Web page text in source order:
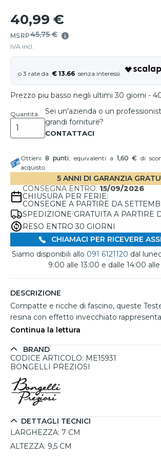
40,99 €
MSRP45,75 €
IVA incl.
€ 13.66
Prezzo piu basso negli ultimi 30 giorni -
Quantità
Sei un'azienda o un
grandi forniture?
Ottieni 8 punti, equivalenti a 1,60 € di
acquisto
5 ANNI DI GARANZIA
CONSEGNA ENTRO: 15/09/2026
CHIUSURA PER FERIE:
CONSEGNE A PARTIRE DA
SPEDIZIONE GRATUITA A PARTIRE
RESO ENTRO 30 GIORNI
CHIAMACI PER RICEVERE
Siamo disponibili allo 091 6121120 dal
9:00 alle 13:00 e dalle 14:00
DESCRIZIONE
Compatte e ricche di fascino, queste
resina con effetto invecchiato
autentico alla cultura siciliana. Con
soprammobili decorativi che come vasetti
piantine artificiali. La finitura invecchiata
ambienti contemporanei o dallo stile
Bongelli Preziosi e interamente realizzate
ideali come bomboniere o regali simbolici,
con eleganza e attenzione ai dettagli per
sempre di buon gusto.
Continua la lettura
BRAND
CODICE ARTICOLO: ME15931
BONGELLI PREZIOSI
DETTAGLI TECNICI
LARGHEZZA: 7 CM
ALTEZZA: 9,5 CM